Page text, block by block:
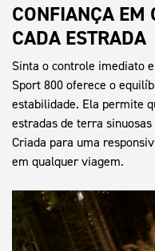
CONFIANÇA EM
CADA ESTRADA
Sinta o controle imediato
Sport 800 oferece o
estabilidade. Ela permite
estradas de terra
Criada para uma
em qualquer viagem.